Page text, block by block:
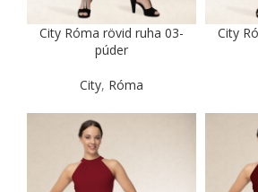
City Róma rövid ruha 03-
púder
City, Róma
City